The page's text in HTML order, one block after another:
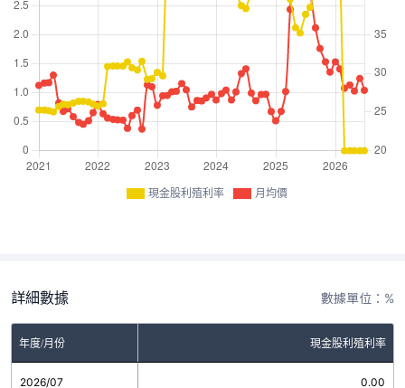
現金股利殖利率 月均價
詳細數據 數據單位：%
年度/月份 現金股利殖利率
2026/07 0.00